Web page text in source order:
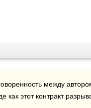
между
как этот контракт